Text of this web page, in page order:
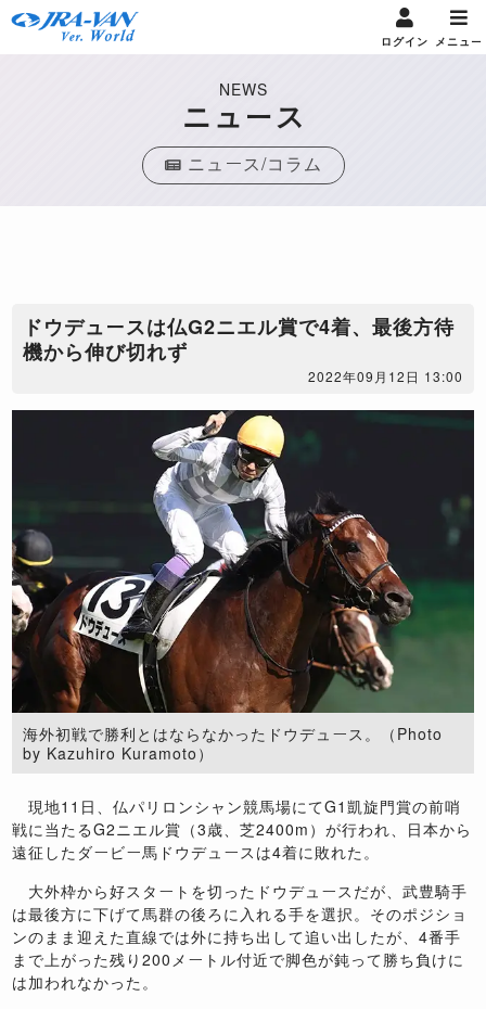
ログイン メニュー
NEWS
ニュース
ニュース/コラム
​ドウデュースは仏G2ニエル賞で4着、最後方待
機から伸び切れず
2022年09月12日 13:00
海外初戦で勝利とはならなかったドウデュース。（Photo
by Kazuhiro Kuramoto）
現地11日、仏パリロンシャン競馬場にてG1凱旋門賞の前哨
戦に当たるG2ニエル賞（3歳、芝2400m）が行われ、日本から
遠征したダービー馬ドウデュースは4着に敗れた。
大外枠から好スタートを切ったドウデュースだが、武豊騎手
は最後方に下げて馬群の後ろに入れる手を選択。そのポジショ
ンのまま迎えた直線では外に持ち出して追い出したが、4番手
まで上がった残り200メートル付近で脚色が鈍って勝ち負けに
は加われなかった。